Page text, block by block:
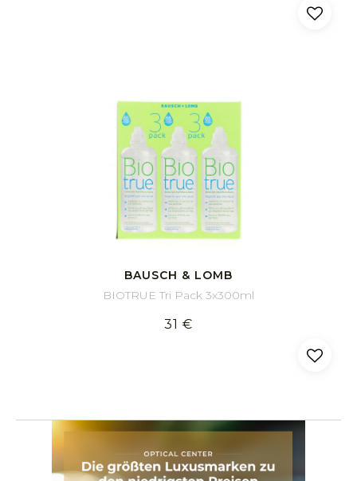
BAUSCH & LOMB
BIOTRUE Tri Pack 3x300ml
31 €